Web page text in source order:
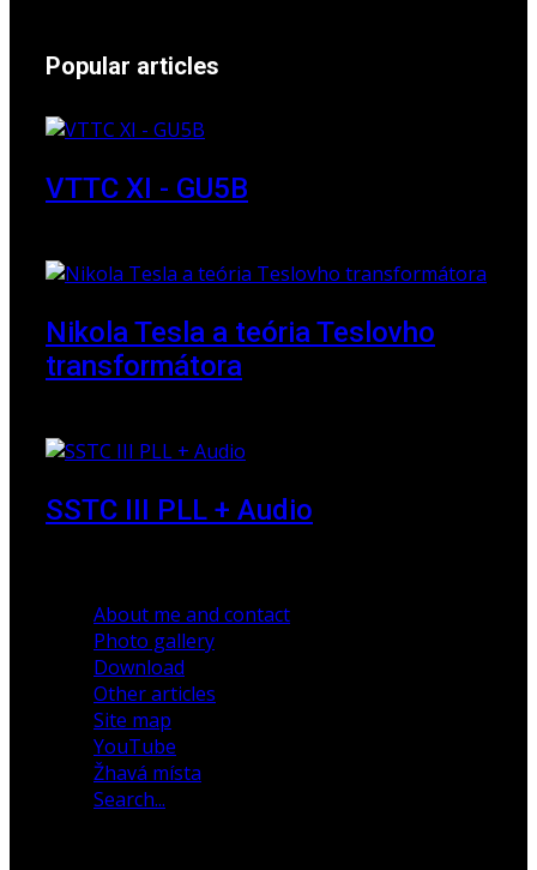
Popular articles
VTTC XI - GU5B
Nikola Tesla a teória Teslovho
transformátora
SSTC III PLL + Audio
About me and contact
Photo gallery
Download
Other articles
Site map
YouTube
Žhavá místa
Search...